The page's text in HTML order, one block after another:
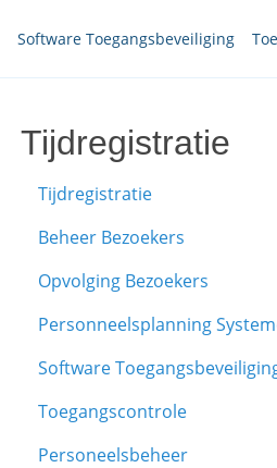
Software Toegangsbeveiliging
Tijdregistratie
Tijdregistratie
Beheer Bezoekers
Opvolging Bezoekers
Personneelsplanning
Software
Toegangscontrole
Personeelsbeheer